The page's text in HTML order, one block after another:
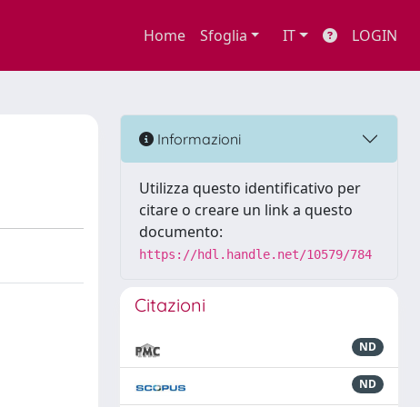
Home Sfoglia IT LOGIN
Informazioni
Utilizza questo identificativo per
citare o creare un link a questo
documento:
https://hdl.handle.net/10579/784
Citazioni
ND
ND